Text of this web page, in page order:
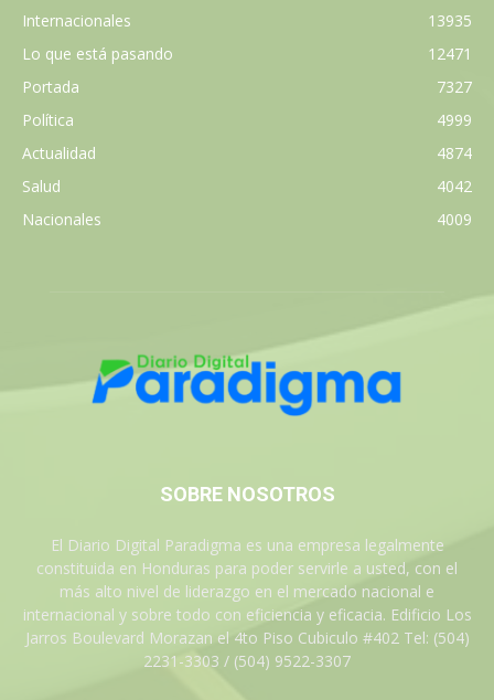
Internacionales
13935
Lo que está pasando
12471
Portada
7327
Política
4999
Actualidad
4874
Salud
4042
Nacionales
4009
SOBRE NOSOTROS
El Diario Digital Paradigma es una empresa legalmente
constituida en Honduras para poder servirle a usted, con el
más alto nivel de liderazgo en el mercado nacional e
internacional y sobre todo con eficiencia y eficacia. Edificio Los
Jarros Boulevard Morazan el 4to Piso Cubiculo #402 Tel: (504)
2231-3303 / (504) 9522-3307